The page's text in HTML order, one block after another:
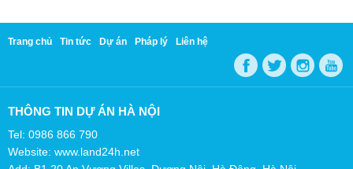
Trang chủ Tin tức Dự án Pháp lý Liên hệ
THÔNG TIN DỰ ÁN HÀ NỘI
Tel: 0986 866 790
Website: www.land24h.net